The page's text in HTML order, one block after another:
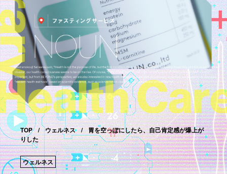
TOP ウェルネス
胃を空っぽにしたら、自己肯定感が爆上が
りした
ウェルネス